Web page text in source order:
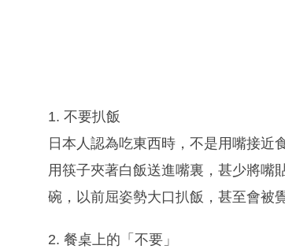
1. 不要扒飯
日本人認為吃東西時，不是用嘴接近
用筷子夾著白飯送進嘴裏，甚少將嘴
碗，以前屈姿勢大口扒飯，甚至會被
2. 餐桌上的「不要」